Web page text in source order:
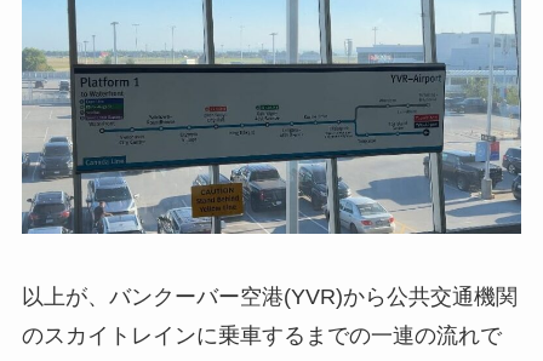
以上が、バンクーバー空港(YVR)から公共交通機関
のスカイトレインに乗車するまでの一連の流れで